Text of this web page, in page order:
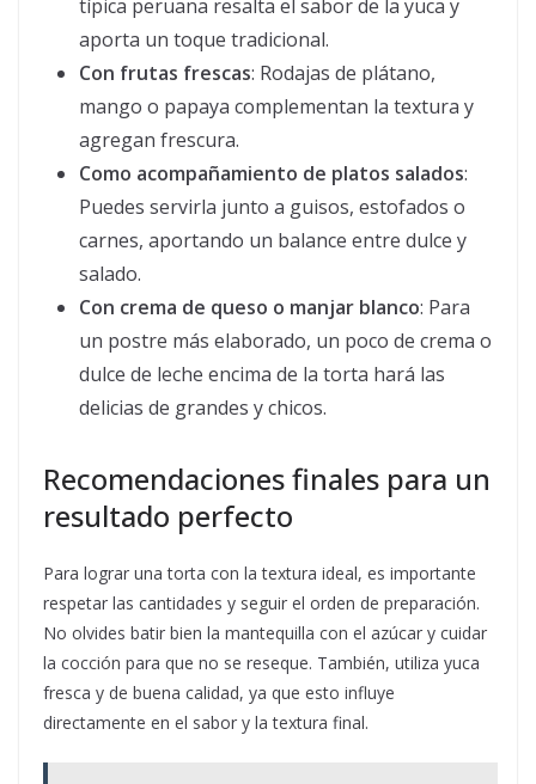
típica peruana resalta el sabor de la yuca y
aporta un toque tradicional.
Con frutas frescas: Rodajas de plátano,
mango o papaya complementan la textura y
agregan frescura.
Como acompañamiento de platos salados:
Puedes servirla junto a guisos, estofados o
carnes, aportando un balance entre dulce y
salado.
Con crema de queso o manjar blanco: Para
un postre más elaborado, un poco de crema o
dulce de leche encima de la torta hará las
delicias de grandes y chicos.
Recomendaciones finales para un
resultado perfecto
Para lograr una torta con la textura ideal, es importante
respetar las cantidades y seguir el orden de preparación.
No olvides batir bien la mantequilla con el azúcar y cuidar
la cocción para que no se reseque. También, utiliza yuca
fresca y de buena calidad, ya que esto influye
directamente en el sabor y la textura final.